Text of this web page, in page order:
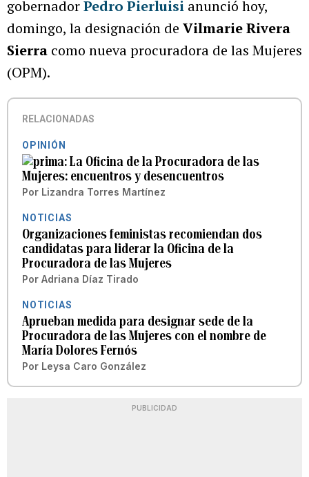
gobernadorPedro Pierluisi anunció hoy,
domingo, la designación de Vilmarie Rivera
Sierra como nueva procuradora de las Mujeres
(OPM).
RELACIONADAS
OPINIÓN
La Oficina de la Procuradora de las
Mujeres: encuentros y desencuentros
Por Lizandra Torres Martínez
NOTICIAS
Organizaciones feministas recomiendan dos
candidatas para liderar la Oficina de la
Procuradora de las Mujeres
Por Adriana Díaz Tirado
NOTICIAS
Aprueban medida para designar sede de la
Procuradora de las Mujeres con el nombre de
María Dolores Fernós
Por Leysa Caro González
PUBLICIDAD